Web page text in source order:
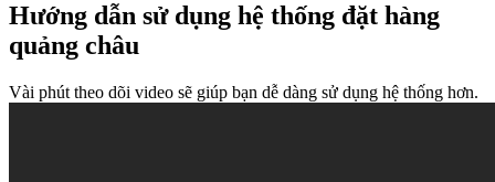
Hướng dẫn sử dụng hệ thống đặt hàng
quảng châu
Vài phút theo dõi video sẽ giúp bạn dễ dàng sử dụng hệ thống hơn.